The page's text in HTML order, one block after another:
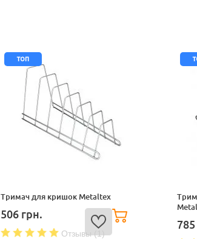
топ
Тримач для кришок Metaltex
506 грн.
Отзывы (1)
785